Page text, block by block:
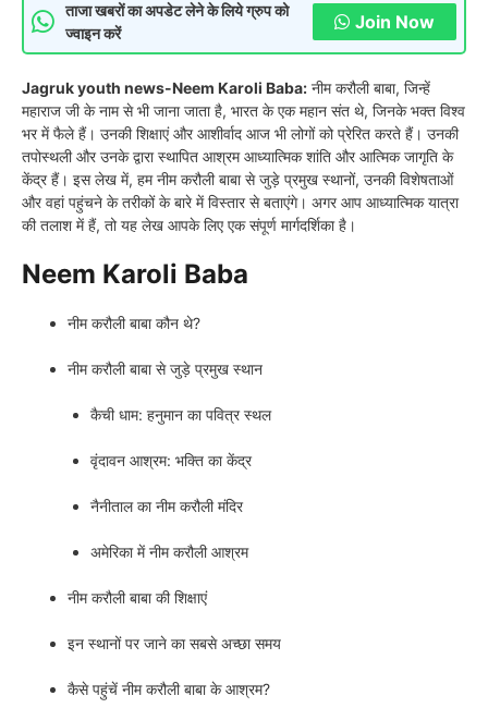
ताजा खबरों का अपडेट लेने के लिये ग्रुप को
ज्वाइन करें
Join Now
Jagruk youth news-Neem Karoli Baba: नीम करौली बाबा, जिन्हें
महाराज जी के नाम से भी जाना जाता है, भारत के एक महान संत थे, जिनके भक्त विश्व
भर में फैले हैं। उनकी शिक्षाएं और आशीर्वाद आज भी लोगों को प्रेरित करते हैं। उनकी
तपोस्थली और उनके द्वारा स्थापित आश्रम आध्यात्मिक शांति और आत्मिक जागृति के
केंद्र हैं। इस लेख में, हम नीम करौली बाबा से जुड़े प्रमुख स्थानों, उनकी विशेषताओं
और वहां पहुंचने के तरीकों के बारे में विस्तार से बताएंगे। अगर आप आध्यात्मिक यात्रा
की तलाश में हैं, तो यह लेख आपके लिए एक संपूर्ण मार्गदर्शिका है।
Neem Karoli Baba
नीम करौली बाबा कौन थे?
नीम करौली बाबा से जुड़े प्रमुख स्थान
कैची धाम: हनुमान का पवित्र स्थल
वृंदावन आश्रम: भक्ति का केंद्र
नैनीताल का नीम करौली मंदिर
अमेरिका में नीम करौली आश्रम
नीम करौली बाबा की शिक्षाएं
इन स्थानों पर जाने का सबसे अच्छा समय
कैसे पहुंचें नीम करौली बाबा के आश्रम?